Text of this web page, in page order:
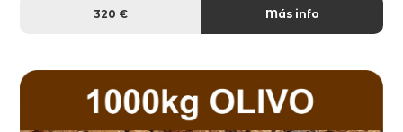
320 € Más info